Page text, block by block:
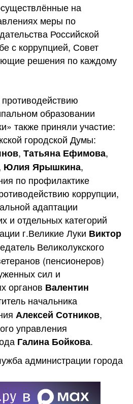
на
меры по
Российской
с коррупцией, Совет
решения по каждому
образовании
также приняли участие:
городской Думы:
, Татьяна Ефимова,
Юлия Ярышкина,
по профилактике
коррупции,
адаптации
и отдельных категорий
г.Великие Луки Виктор
Великолукского
(пенсионеров)
сил и
органов Валентин
начальника
Алексей Сотников,
управления
Галина Бойкова.
администрации города